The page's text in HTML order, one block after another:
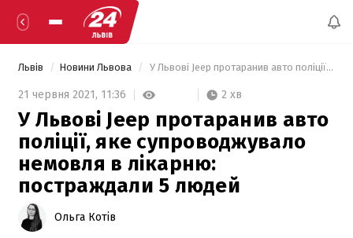
Львів Новини Львова У Львові Jeep протаранив авто поліції, яке супроводжувало немовля в лікарню: постраждали 5 людей
21 червня 2021, 11:36 2 хв
У Львові Jeep протаранив авто
поліції, яке супроводжувало
немовля в лікарню:
постраждали 5 людей
Ольга Котів